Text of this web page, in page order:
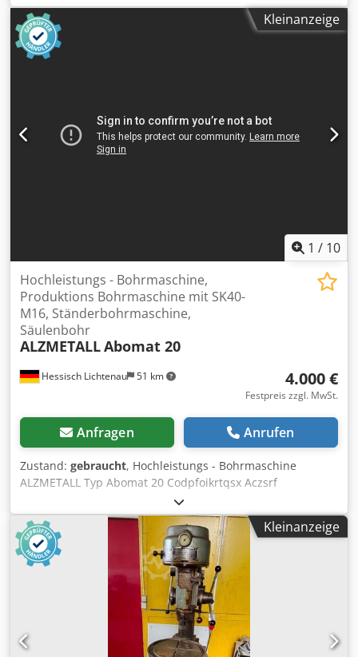
Achsen: 5 Fräsmaschine / Bearbeitungszentrum
Steuerung: Siemens Spindelaufnahme: HSK-T63
Spindeldrehzahl: 12000 U/min Drehzahlbereich bis: 12000
U/min max. Werkstückgewicht: 1000 kg Werkzeugwechsler:
Siemens 70bar Innenkühlung. Außenkühlung. Luftkühlung
innen Außen Medien Zuführung Hydraulik und Luft für
Automation, Automatische Tür HSK 63 A und T Aufnahme T
Kleinanzeige
1 / 10
Hessisch Lichtenau 51 km
Hochleistungs - Bohrmaschine,
Produktions Bohrmaschine mit SK40-
M16, Ständerbohrmaschine,
Säulenbohr
ALZMETALLAbomat 20
4.000 €
Festpreis zzgl. MwSt.
Anfragen Anrufen
Zustand: gebraucht, Hochleistungs - Bohrmaschine
ALZMETALL Typ Abomat 20 Codpfoikrtqsx Aczsrf
Prduktionsbohrmaschine Fabr. Nr. 452 Baujahr 1996
Bohrleistung in Stahl ST 60 25 mm Bohrleistung in Guß GG
20 30 mm Spindelaufnahme SK 40 - M16 Ausladung 280
mm Bohrschlittenhub 500 mm Abstand Spindelnase zum
Tisch 185 - 685 mm Tischgröße 490 x 400 mm
Spindeldrehzahl 50 - 500 U/min. Stufenlos Bohrschlitten-
Vorschub 20 - 224 mm/min. Stufenlos Bohrschlitten-
Eilgang 4,5 m/min. Motorleistung Vorschub 0,18 kW
Motorleistung Eilgang 0,75 kW Motorleistung Bohrspindel
1,1 kW (Drehzahl 1000 U/min) Netzanschluß 400 Volt, 50 Hz
Kleinanzeige